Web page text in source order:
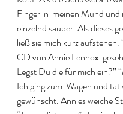
Finger in  meinen Mund und
einzelnd sauber. Als dieses
ließ sie mich kurz aufstehen.
CD von Annie Lennox
Legst Du die für mich ein?”
Ich ging zum  Wagen und tat
gewünscht. Annies weiche